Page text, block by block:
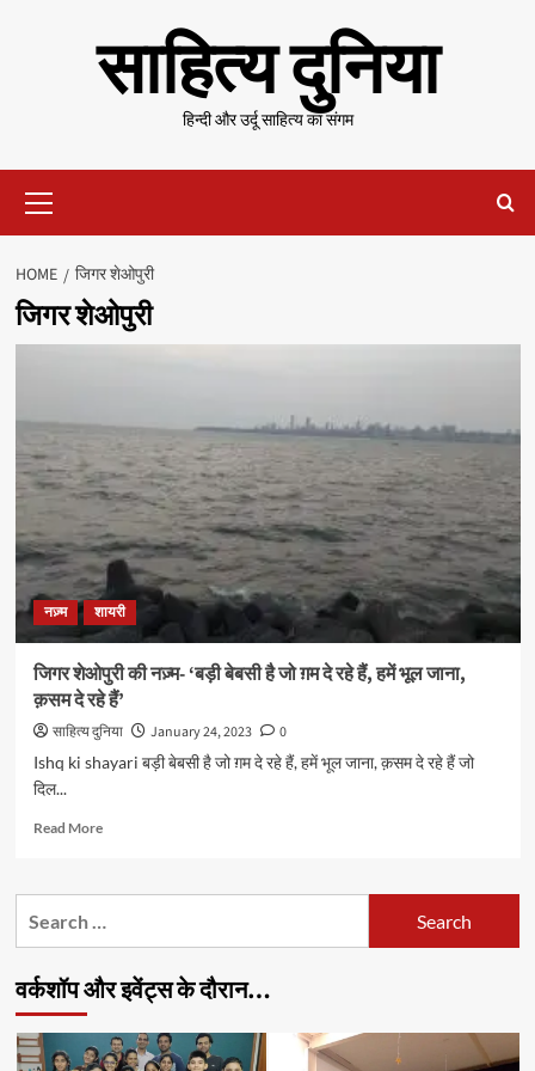
साहित्य दुनिया
हिन्दी और उर्दू साहित्य का संगम
Menu
HOME जिगर शेओपुरी
जिगर शेओपुरी
नज़्म शायरी
जिगर शेओपुरी की नज़्म- ‘बड़ी बेबसी है जो ग़म दे रहे हैं, हमें भूल जाना,
क़सम दे रहे हैं’
साहित्य दुनिया January 24, 2023
0
Ishq ki shayari बड़ी बेबसी है जो ग़म दे रहे हैं, हमें भूल जाना, क़सम दे रहे हैं जो
दिल...
Read MoreRead
जिगर
‘बड़ी
बेबसी
है
जो
वर्कशॉप और इवेंट्स के दौरान…